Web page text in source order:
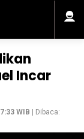
Incar
WIB | Dibaca: